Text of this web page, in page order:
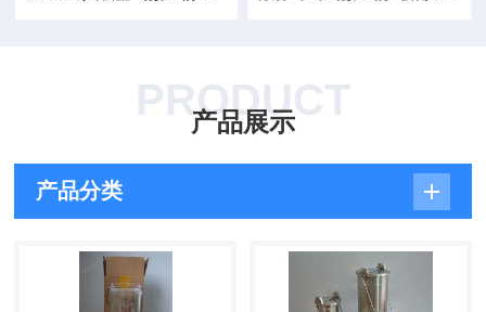
PRODUCT
产品展示
产品分类